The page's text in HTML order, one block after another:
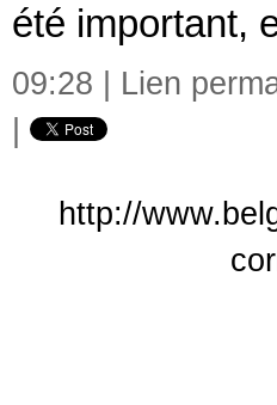
été important,
09:28 | Lien
http://